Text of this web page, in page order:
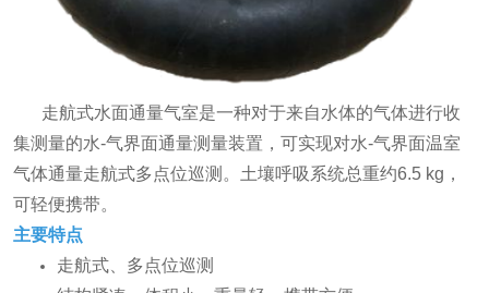
走航式水面通量气室是一种对于来自水体的气体进行收
集测量的水-气界面通量测量装置，可实现对水-气界面温室
气体通量走航式多点位巡测。土壤呼吸系统总重约6.5 kg，
可轻便携带。
主要特点
走航式、多点位巡测